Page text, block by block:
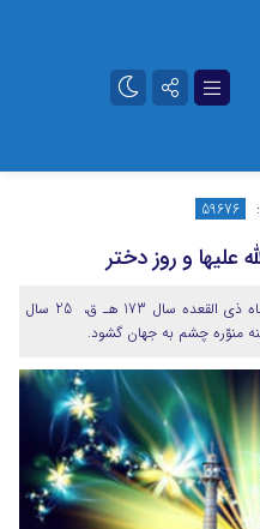
آپارات
59676
و روز دختر
حضرت فاطمه معصومه (س) در اوّلین روز ماه ذى القعده سال 173 هـ ق، 25 سال
منوّره چشم به جهان گشود.